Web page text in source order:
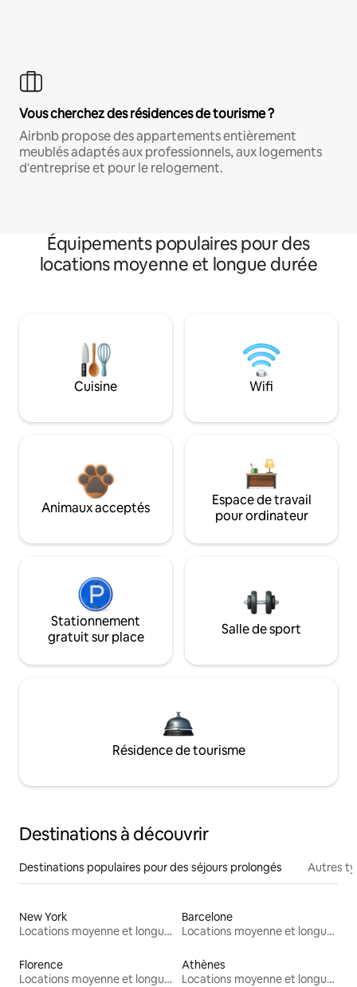
Vous cherchez des résidences de tourisme ?
Airbnb propose des appartements entièrement
meublés adaptés aux professionnels, aux logements
d'entreprise et pour le relogement.
Équipements populaires pour des
locations moyenne et longue durée
Cuisine Wifi
Animaux acceptés
Espace de travail
pour ordinateur
Stationnement
gratuit sur place
Salle de sport
Résidence de tourisme
Destinations à découvrir
Destinations populaires pour des séjours prolongés Autres
New York
Locations moyenne et longue durée
Barcelone
Locations moyenne et longue durée
Florence
Locations moyenne et longue durée
Athènes
Locations moyenne et longue durée